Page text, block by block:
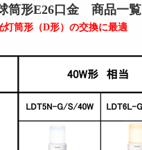
筒形E26口金 商品一覧
筒形（D形）の交換に最適